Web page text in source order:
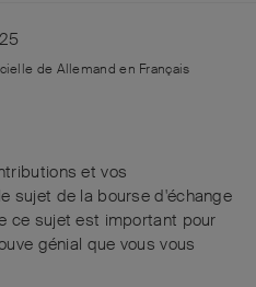
de Allemand en Français
et vos
sujet de la bourse d'échange
ce sujet est important pour
génial que vous vous